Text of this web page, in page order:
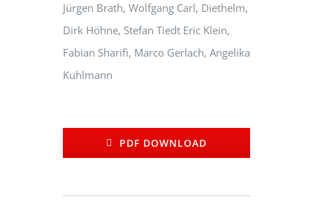
Jürgen Brath, Wolfgang Carl, Diethelm,
Dirk Höhne, Stefan Tiedt Eric Klein,
Fabian Sharifi, Marco Gerlach, Angelika
Kuhlmann
PDF DOWNLOAD